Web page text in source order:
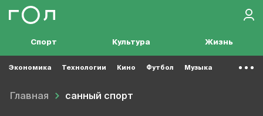
Спорт Культура Жизнь
Экономика Технологии Кино Футбол Музыка
Главная санный спорт